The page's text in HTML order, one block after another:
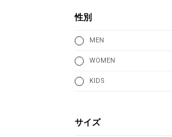
性別
MEN
WOMEN
KIDS
サイズ